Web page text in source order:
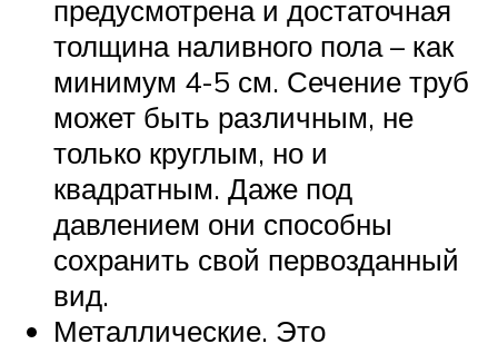
предусмотрена и достаточная
толщина наливного пола – как
минимум 4-5 см. Сечение труб
может быть различным, не
только круглым, но и
квадратным. Даже под
давлением они способны
сохранить свой первозданный
вид.
Металлические. Это